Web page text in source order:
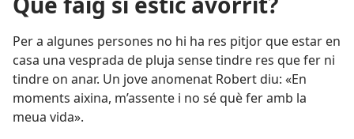
Per a algunes persones no hi ha res pitjor que estar en
casa una vesprada de pluja sense tindre res que fer ni
tindre on anar. Un jove anomenat Robert diu: «En
moments aixina, m’assente i no sé què fer amb la
meua vida».